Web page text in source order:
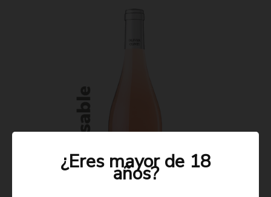
¿Eres mayor de 18
años?